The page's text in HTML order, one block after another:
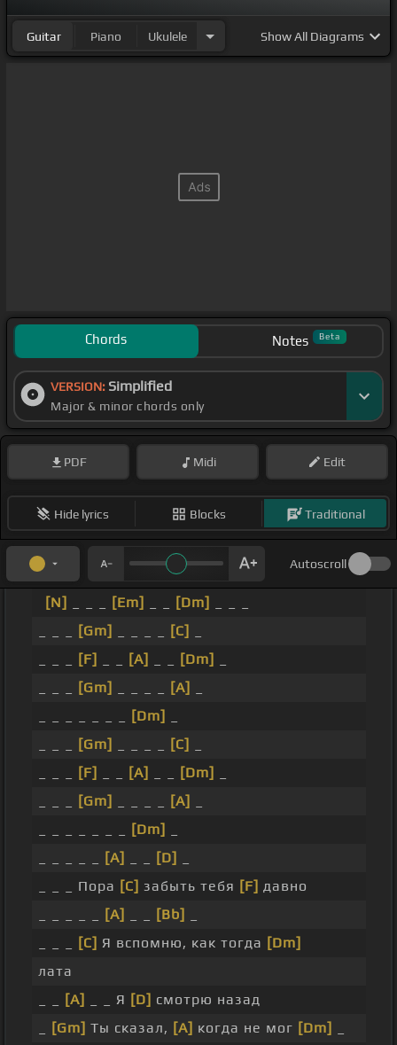
Guitar Piano Ukulele ShowAll Diagrams
Chords Notes Beta
VERSION: Simplified
Major & minor chords only
PDF Midi Edit
Hide lyrics Blocks Traditional
Autoscroll
[N] [Em] [Dm]
[Gm] [C]
[F] [A] [Dm]
[Gm] [A]
[Dm]
[Gm] [C]
[F] [A] [Dm]
[Gm] [A]
[Dm]
[A] [D]
_ _ _ Пора [C] забыть тебя [F] давно
[A] [Bb]
[C] Я вспомню, как тогда [Dm]
лата
[A] _ _ Я [D] смотрю назад
[Gm] Ты сказал, [A] когда не мог [Dm]